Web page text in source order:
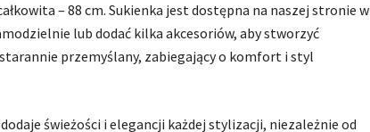
– 88 cm. Sukienka jest dostępna na naszej stronie w
lub dodać kilka akcesoriów, aby stworzyć
przemyślany, zabiegający o komfort i styl
świeżości i elegancji każdej stylizacji, niezależnie od